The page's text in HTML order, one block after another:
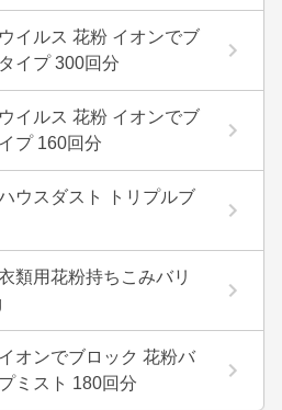
イルス 花粉 イオンでブ
イプ 300回分
イルス 花粉 イオンでブ
プ 160回分
ウスダスト トリプルブ
類用花粉持ちこみバリ
オンでブロック 花粉バ
ミスト 180回分